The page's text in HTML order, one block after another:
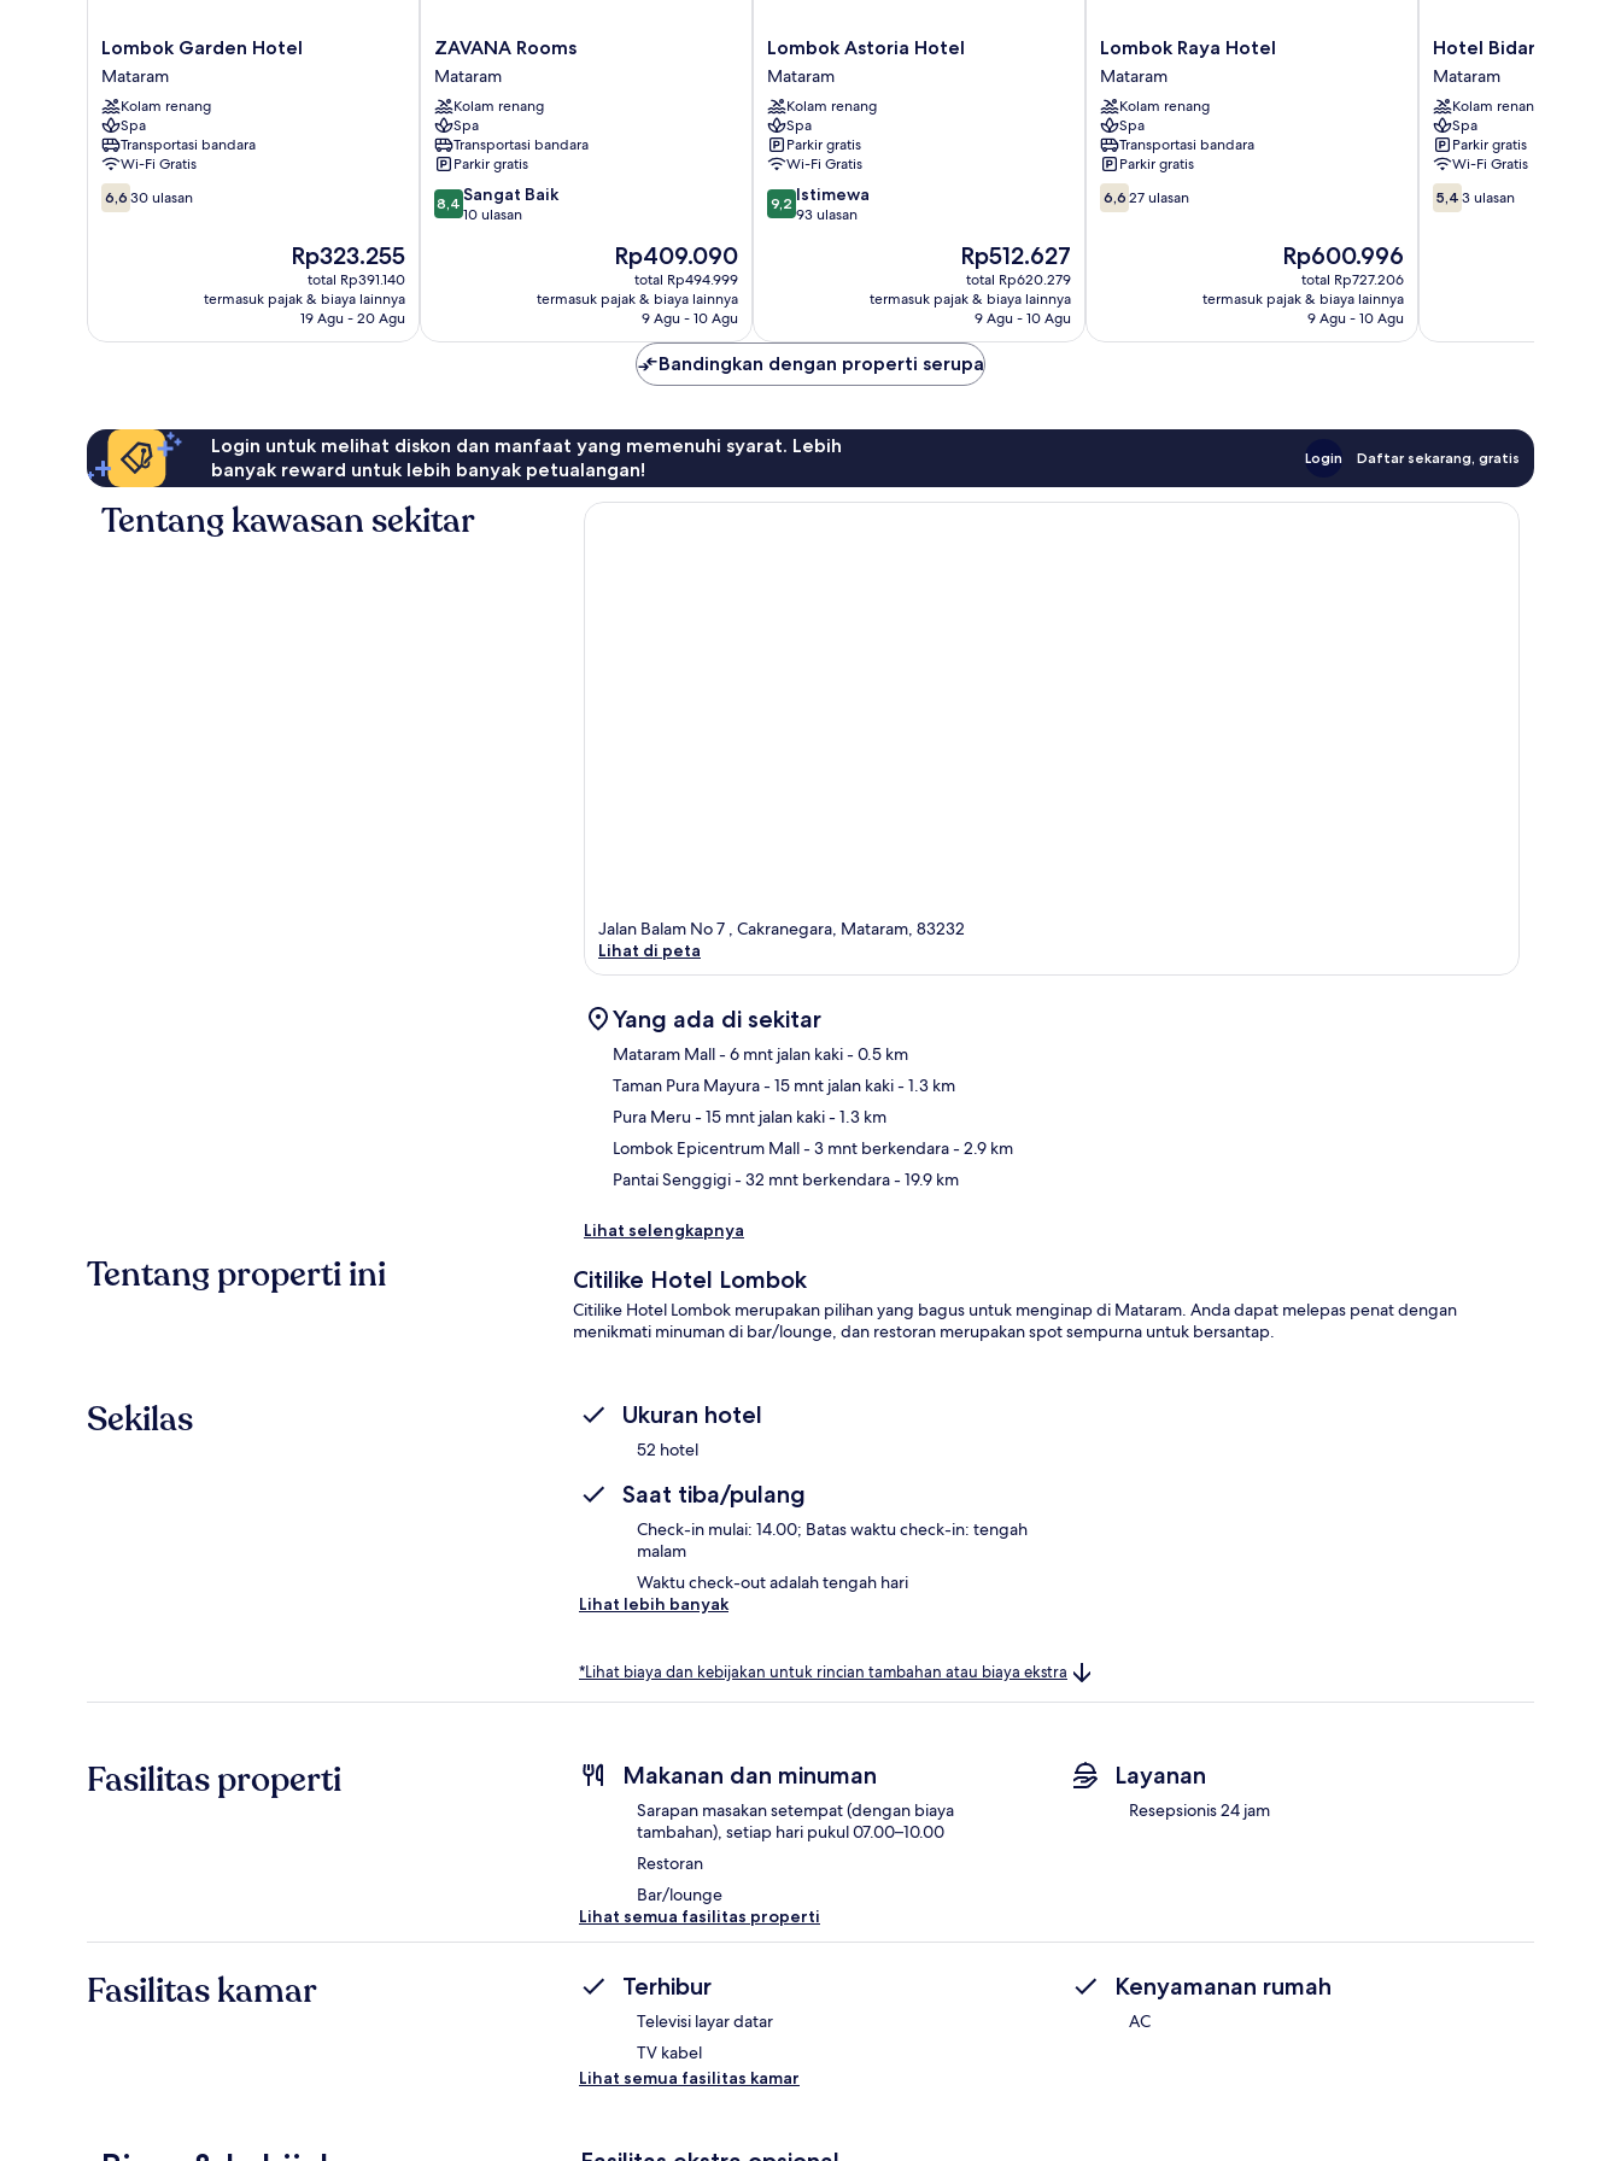
Lombok
Garden
Hotel
Mataram
Lombok Garden Hotel
Mataram
Kolam renang
Spa
Transportasi bandara
Wi-Fi Gratis
6.6
dari
6,6 30 ulasan
Harga
sekarang
Rp323.255
Rp323.255
total Rp391.140
termasuk pajak & biaya lainnya
19 Agu - 20 Agu
ZAVANA
Rooms
Mataram
ZAVANA Rooms
Mataram
Kolam renang
Spa
Transportasi bandara
Parkir gratis
8.4
dari
8,4 Sangat Baik
10 ulasan
Harga
sekarang
Rp409.090
Rp409.090
total Rp494.999
termasuk pajak & biaya lainnya
9 Agu - 10 Agu
Lombok
Astoria
Hotel
Mataram
Lombok Astoria Hotel
Mataram
Kolam renang
Spa
Parkir gratis
Wi-Fi Gratis
9.2
dari
9,2 Istimewa
93 ulasan
Harga
sekarang
Rp512.627
Rp512.627
total Rp620.279
termasuk pajak & biaya lainnya
9 Agu - 10 Agu
Lombok
Raya
Hotel
Mataram
Lombok Raya Hotel
Mataram
Kolam renang
Spa
Transportasi bandara
Parkir gratis
6.6
dari
6,6 27 ulasan
Harga
sekarang
Rp600.996
Rp600.996
total Rp727.206
termasuk pajak & biaya lainnya
9 Agu - 10 Agu
Hotel
Bidari
Lombok
Mataram
Hotel Bidari Lombok
Mataram
Kolam renang
Spa
Parkir gratis
Wi-Fi Gratis
5.4
dari
5,4 3 ulasan
Bandingkan dengan properti serupa
Login untuk melihat diskon dan manfaat yang memenuhi syarat. Lebih
banyak reward untuk lebih banyak petualangan!
Login Daftar sekarang, gratis
Tentang kawasan sekitar
Jalan Balam No 7 , Cakranegara, Mataram, 83232
Lihat di peta
Yang ada di sekitar
Mataram Mall- 6 mnt jalan kaki- 0.5 km
Taman Pura Mayura- 15 mnt jalan kaki- 1.3 km
Pura Meru- 15 mnt jalan kaki- 1.3 km
Lombok Epicentrum Mall- 3 mnt berkendara- 2.9 km
Pantai Senggigi- 32 mnt berkendara- 19.9 km
Lihat selengkapnya
Tentang properti ini Citilike Hotel Lombok
Citilike Hotel Lombok merupakan pilihan yang bagus untuk menginap di Mataram. Anda dapat melepas penat dengan
menikmati minuman di bar/lounge, dan restoran merupakan spot sempurna untuk bersantap.
Sekilas Ukuran hotel
52 hotel
Saat tiba/pulang
Check-in mulai: 14.00; Batas waktu check-in: tengah
malam
Waktu check-out adalah tengah hari
Lihat lebih banyak
*Lihat biaya dan kebijakan untuk rincian tambahan atau biaya ekstra
Fasilitas properti Makanan dan minuman
Sarapan masakan setempat (dengan biaya
tambahan), setiap hari pukul 07.00–10.00
Restoran
Bar/lounge
Layanan
Resepsionis 24 jam
Lihat semua fasilitas properti
Fasilitas kamar Terhibur
Televisi layar datar
TV kabel
Kenyamanan rumah
AC
Lihat semua fasilitas kamar